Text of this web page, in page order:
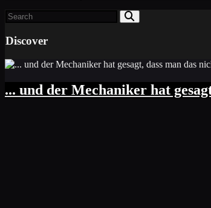
Discover
... und der Mechaniker hat